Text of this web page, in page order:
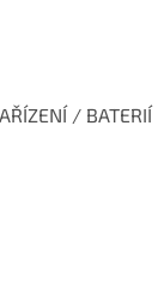
/ BATERIÍ